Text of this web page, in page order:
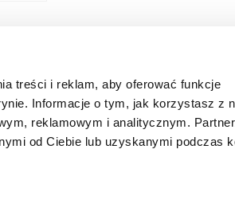
treści i reklam, aby oferować funkcje
Informacje o tym, jak korzystasz z
reklamowym i analitycznym.
od Ciebie lub uzyskanymi podczas
O nas